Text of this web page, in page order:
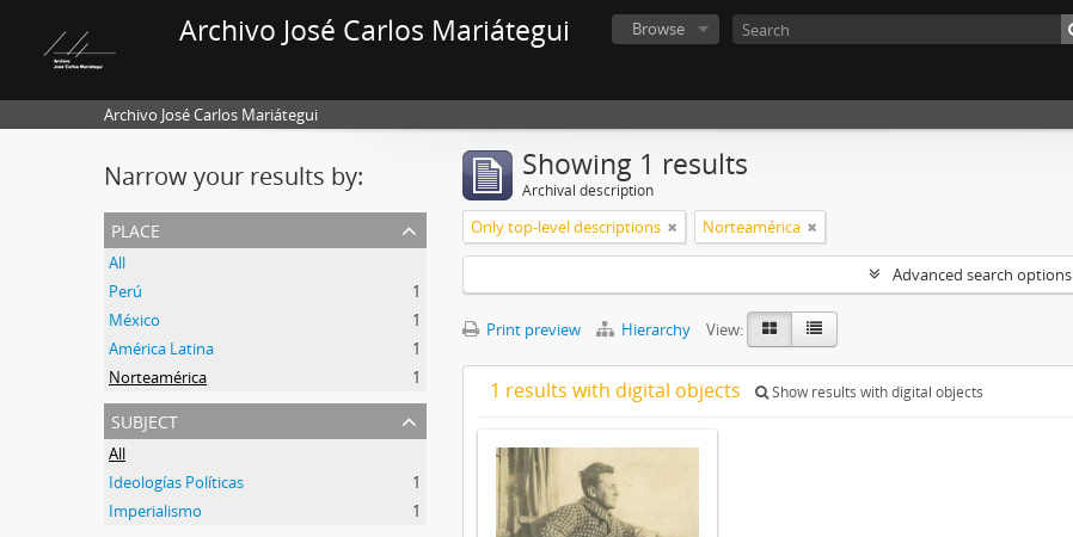
Archivo José Carlos Mariátegui Browse
Archivo José Carlos Mariátegui
Narrow your results by:
place
All
Perú
1
México
1
América Latina
1
Norteamérica
1
subject
All
Ideologías Políticas
1
Imperialismo
1
Showing 1 results
Archival description
Only top-level descriptions Norteamérica
Advanced search options
Print preview Hierarchy View:
1 results with digital objects Show results with digital objects